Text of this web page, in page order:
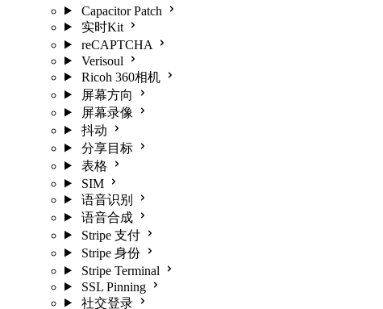
Capacitor Patch
实时Kit
reCAPTCHA
Verisoul
Ricoh 360相机
屏幕方向
屏幕录像
抖动
分享目标
表格
SIM
语音识别
语音合成
Stripe 支付
Stripe 身份
Stripe Terminal
SSL Pinning
社交登录